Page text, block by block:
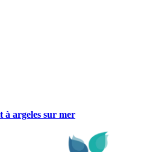
à argeles sur mer